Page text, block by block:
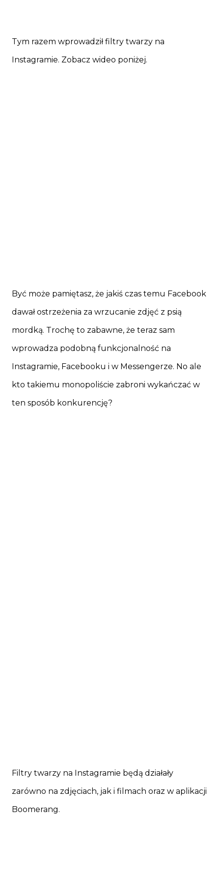
Tym razem wprowadził filtry twarzy na
Instagramie. Zobacz wideo poniżej.
Być może pamiętasz, że jakiś czas temu Facebook
dawał ostrzeżenia za wrzucanie zdjęć z psią
mordką. Trochę to zabawne, że teraz sam
wprowadza podobną funkcjonalność na
Instagramie, Facebooku i w Messengerze. No ale
kto takiemu monopoliście zabroni wykańczać w
ten sposób konkurencję?
Filtry twarzy na Instagramie będą działały
zarówno na zdjęciach, jak i filmach oraz w aplikacji
Boomerang.